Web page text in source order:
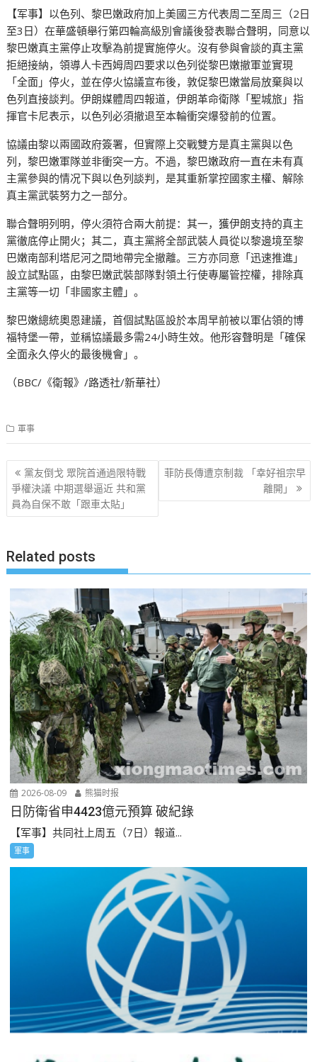
【军事】以色列、黎巴嫩政府加上美國三方代表周二至周三（2日
至3日）在華盛頓舉行第四輪高級別會議後發表聯合聲明，同意以
黎巴嫩真主黨停止攻擊為前提實施停火。沒有參與會談的真主黨
拒絕接納，領導人卡西姆周四要求以色列從黎巴嫩撤軍並實現
「全面」停火，並在停火協議宣布後，敦促黎巴嫩當局放棄與以
色列直接談判。伊朗媒體周四報道，伊朗革命衛隊「聖城旅」指
揮官卡尼表示，以色列必須撤退至本輪衝突爆發前的位置。
協議由黎以兩國政府簽署，但實際上交戰雙方是真主黨與以色
列，黎巴嫩軍隊並非衝突一方。不過，黎巴嫩政府一直在未有真
主黨參與的情况下與以色列談判，是其重新掌控國家主權、解除
真主黨武裝努力之一部分。
聯合聲明列明，停火須符合兩大前提：其一，獲伊朗支持的真主
黨徹底停止開火；其二，真主黨將全部武裝人員從以黎邊境至黎
巴嫩南部利塔尼河之間地帶完全撤離。三方亦同意「迅速推進」
設立試點區，由黎巴嫩武裝部隊對領土行使專屬管控權，排除真
主黨等一切「非國家主體」。
黎巴嫩總統奧恩建議，首個試點區設於本周早前被以軍佔領的博
福特堡一帶，並稱協議最多需24小時生效。他形容聲明是「確保
全面永久停火的最後機會」。
（BBC/《衛報》/路透社/新華社）
軍事
文
章
导
黨友倒戈 眾院首通過限特戰
爭權決議 中期選舉逼近 共和黨
員為自保不敢「跟車太貼」
菲防長傳遭京制裁 「幸好祖宗早
離開」
Related posts
2026-08-09 熊猫时报
日防衛省申4423億元預算 破紀錄
【军事】共同社上周五（7日）報道...
軍事